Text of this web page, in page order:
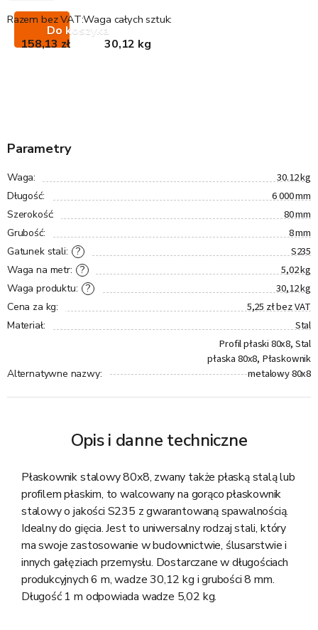
Do koszyka
Waga całych sztuk:
30,12 kg
Razem bez VAT:
158,13 zł
Parametry
Waga: 30.12 kg
Długość: 6 000 mm
Szerokość: 80 mm
Grubość: 8 mm
?
Gatunek stali: S235
?
Waga na metr: 5,02 kg
?
Waga produktu: 30,12 kg
Cena za kg: 5,25 zł bez VAT
Materiał: Stal
Alternatywne nazwy:
Profil płaski 80x8, Stal
płaska 80x8, Płaskownik
metalowy 80x8
Opis i danne techniczne
Płaskownik stalowy 80x8, zwany także płaską stalą lub
profilem płaskim, to walcowany na gorąco płaskownik
stalowy o jakości S235 z gwarantowaną spawalnością.
Idealny do gięcia. Jest to uniwersalny rodzaj stali, który
ma swoje zastosowanie w budownictwie, ślusarstwie i
innych gałęziach przemysłu. Dostarczane w długościach
produkcyjnych 6 m, wadze 30,12 kg i grubości 8 mm.
Długość 1 m odpowiada wadze 5,02 kg.